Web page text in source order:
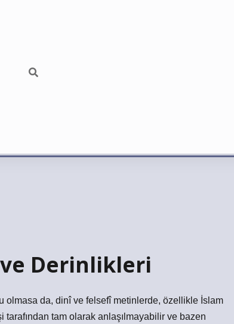
ve Derinlikleri
olmasa da, dinî ve felsefî metinlerde, özellikle İslam
tarafından tam olarak anlaşılmayabilir ve bazen